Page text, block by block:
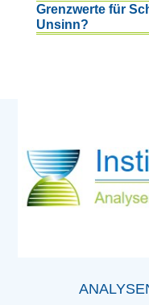
Grenzwerte für
Unsinn?